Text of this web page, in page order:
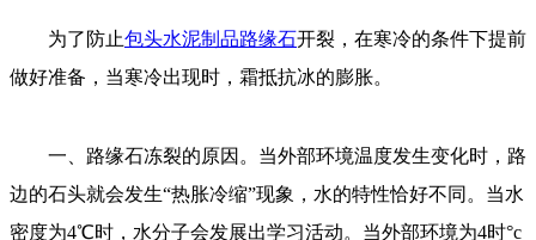
为了防止包头水泥制品路缘石开裂，在寒冷的条件下提前
做好准备，当寒冷出现时，霜抵抗冰的膨胀。
一、路缘石冻裂的原因。当外部环境温度发生变化时，路
边的石头就会发生“热胀冷缩”现象，水的特性恰好不同。当水
密度为4℃时，水分子会发展出学习活动。当外部环境为4时°c